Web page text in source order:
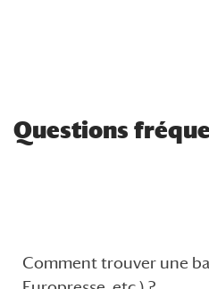
Questions
Comment trouver une